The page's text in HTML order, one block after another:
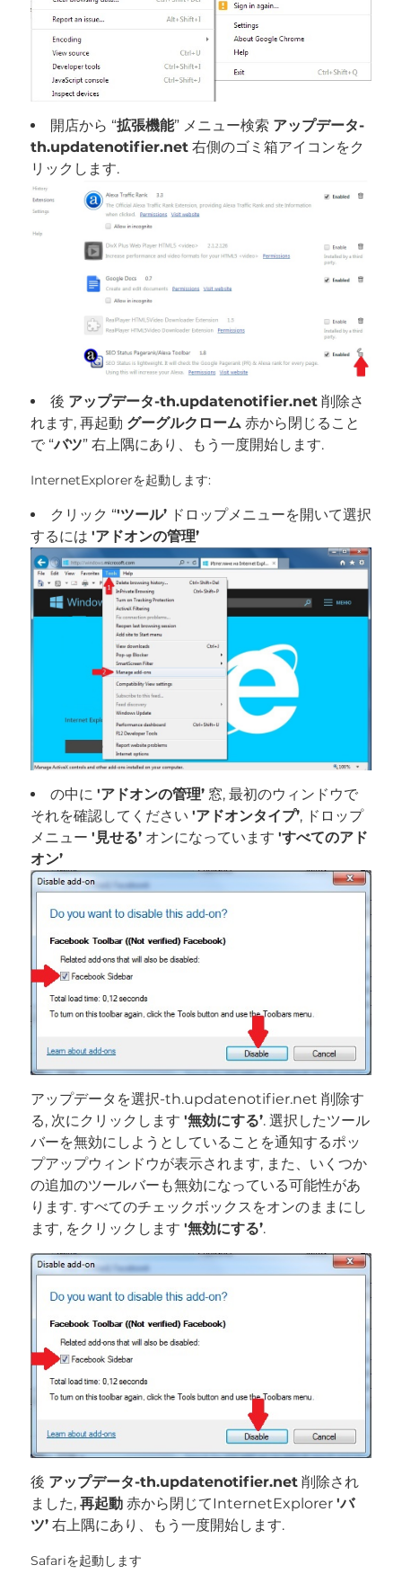
開店から “拡張機能” メニュー検索 アップデータ-
th.updatenotifier.net右側のゴミ箱アイコンをク
リックします.
後 アップデータ-th.updatenotifier.net削除さ
れます, 再起動 グーグルクローム赤から閉じること
で “バツ” 右上隅にあり、もう一度開始します.
InternetExplorerを起動します:
クリック “'ツール’ドロップメニューを開いて選択
するには 'アドオンの管理’
の中に 'アドオンの管理’窓, 最初のウィンドウで
それを確認してください 'アドオンタイプ’, ドロップ
メニュー '見せる’オンになっています 'すべてのアド
オン’
アップデータを選択-th.updatenotifier.net 削除す
る, 次にクリックします '無効にする’. 選択したツール
バーを無効にしようとしていることを通知するポッ
プアップウィンドウが表示されます, また、いくつか
の追加のツールバーも無効になっている可能性があ
ります. すべてのチェックボックスをオンのままにし
ます, をクリックします '無効にする’.
後 アップデータ-th.updatenotifier.net削除され
ました, 再起動赤から閉じてInternetExplorer 'バ
ツ’右上隅にあり、もう一度開始します.
Safariを起動します